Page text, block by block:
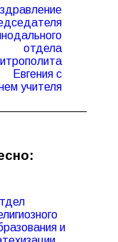
отдела
Евгения с
учителя
и